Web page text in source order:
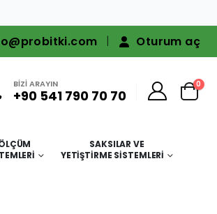
Oturum aç
BİZİ ARAYIN
+90 541 790 70 70
0
SAKSILAR VE
YETIŞTIRME SISTEMLERI